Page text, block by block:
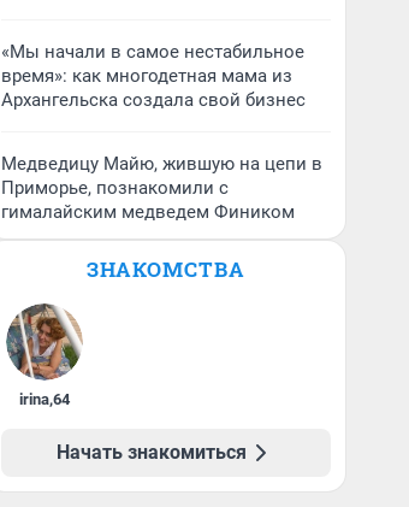
«Мы начали в самое нестабильное
время»: как многодетная мама из
Архангельска создала свой бизнес
Медведицу Майю, жившую на цепи в
Приморье, познакомили с
гималайским медведем Фиником
ЗНАКОМСТВА
irina,64
Начать знакомиться